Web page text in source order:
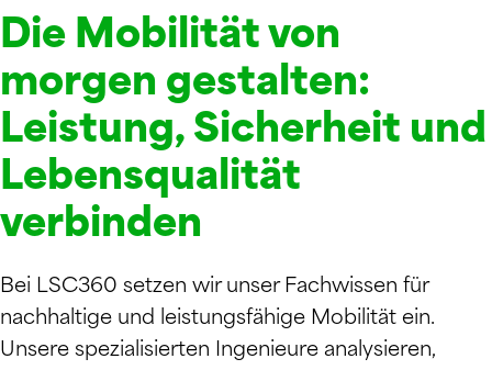
Die Mobilität von
morgen gestalten:
Leistung, Sicherheit und
Lebensqualität
verbinden
Bei LSC360 setzen wir unser Fachwissen für
nachhaltige und leistungsfähige Mobilität ein.
Unsere spezialisierten Ingenieure analysieren,